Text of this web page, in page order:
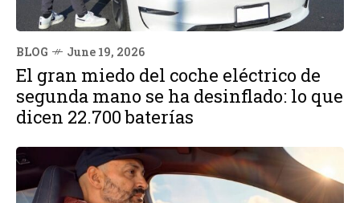
BLOG June 19, 2026
El gran miedo del coche eléctrico de
segunda mano se ha desinflado: lo que
dicen 22.700 baterías